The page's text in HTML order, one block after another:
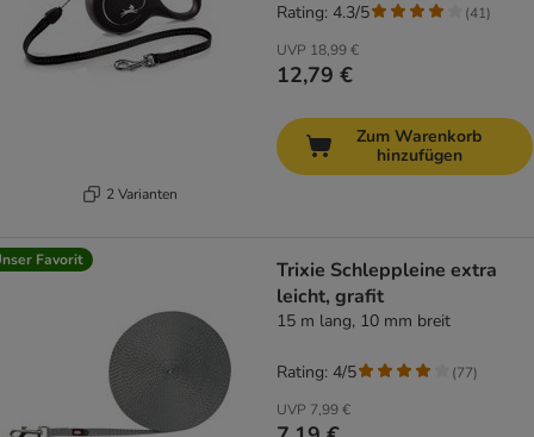
2 Varianten
UVP 18,99 €
12,79 €
Rating: 4.3/5 (41)
Zum Warenkorb
hinzufügen
Favorit
Trixie Schleppleine extra
leicht, grafit
15 m lang, 10 mm breit
UVP 7,99 €
Rating: 4/5 (77)